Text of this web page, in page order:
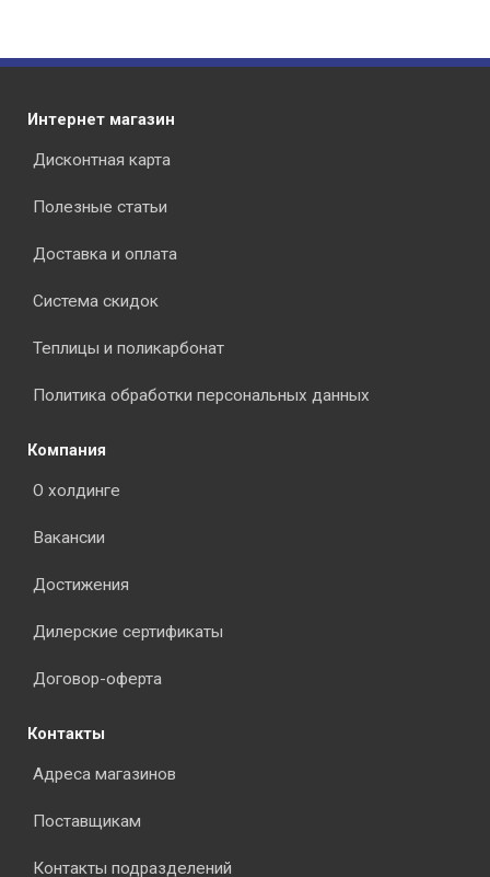
Интернет магазин
Дисконтная карта
Полезные статьи
Доставка и оплата
Система скидок
Теплицы и поликарбонат
Политика обработки персональных данных
Компания
О холдинге
Вакансии
Достижения
Дилерские сертификаты
Договор-оферта
Контакты
Адреса магазинов
Поставщикам
Контакты подразделений